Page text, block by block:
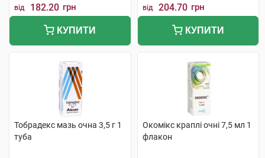
від 182.20 грн
КУПИТИ
від 204.70 грн
КУПИТИ
Тобрадекс мазь очна 3,5 г 1
туба
Окомікс краплі очні 7,5 мл 1
флакон